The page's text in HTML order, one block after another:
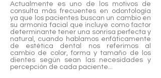
Actualmente es uno de los motivos de
consulta más frecuentes en odontología
ya que los pacientes buscan un cambio en
su armonía facial que incluye como factor
determinante tener una sonrisa perfecta y
natural, cuando hablamos enfáticamente
de estética dental nos referimos al
cambio de color, forma y tamaño de los
dientes según sean las necesidades y
percepción de cada paciente...